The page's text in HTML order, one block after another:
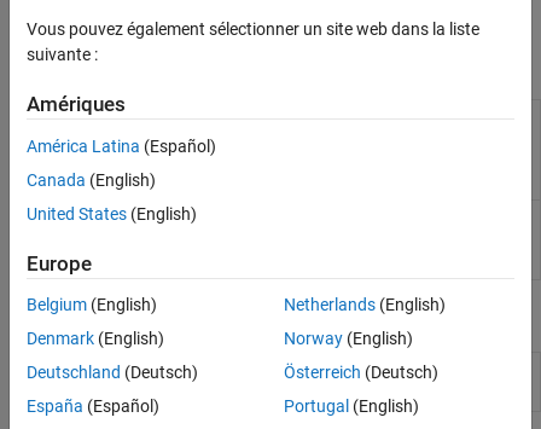
Catégorie
Qualcomm AI Engine Direct
Functions
hexagon.ENPU
Interface to predict
hexagon.ENPU.getEAIProperties
Blocks
eNPU
Predict responses of eNPU using compiled eAI
Vous pouvez également sélectionner un site web dans la liste
suivante :
Amériques
América Latina (Español)
Canada (English)
United States (English)
Europe
Belgium (English)
Denmark (English)
Deutschland (Deutsch)
España (Español)
Netherlands(English)
Norway(English)
Österreich (Deutsch)
Portugal (English)